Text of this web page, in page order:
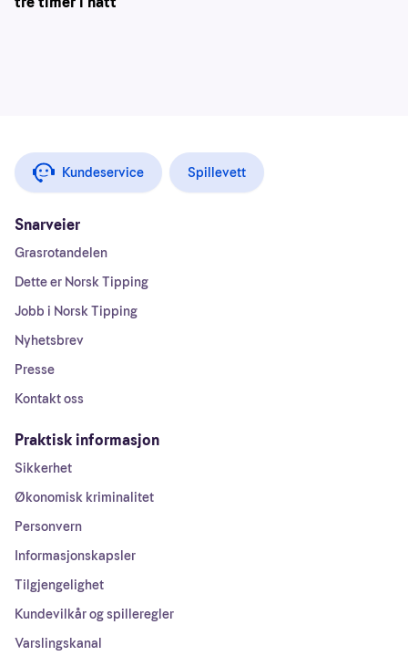
Kundeservice Spillevett
Snarveier
Grasrotandelen
Dette er Norsk Tipping
Jobb i Norsk Tipping
Nyhetsbrev
Presse
Kontakt oss
Praktisk informasjon
Sikkerhet
Økonomisk kriminalitet
Personvern
Informasjonskapsler
Tilgjengelighet
Kundevilkår og spilleregler
Varslingskanal